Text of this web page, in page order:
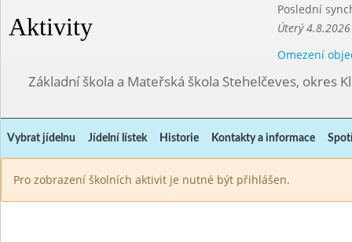
Aktivity
Poslední
Úterý
Omezení
Základní škola a Mateřská škola Stehelčeves, okres
Vybrat jídelnu Jídelní lístek Historie Kontakty a informace
Pro zobrazení školních aktivit je nutné být přihlášen.